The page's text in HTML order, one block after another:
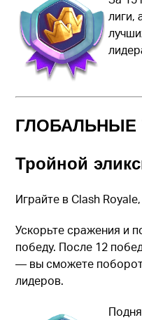
лиги,
ГЛОБАЛЬНЫЕ
Тройной
Играйте в Clash
Ускорьте сражения и
победу. После 12
— вы сможете
лидеров.